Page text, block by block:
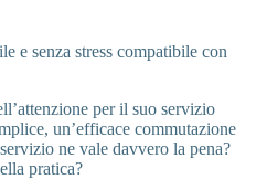
e senza stress compatibile con
per il suo servizio
un’efficace commutazione
ne vale davvero la pena?
pratica?